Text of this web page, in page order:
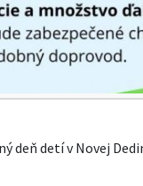
deň detí v Novej